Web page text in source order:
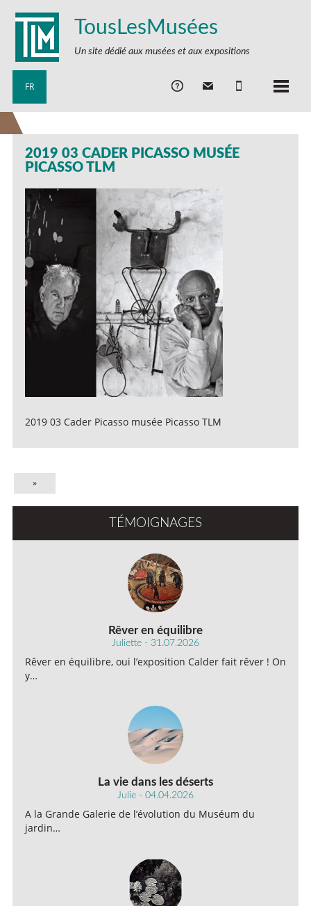
TousLesMusées
Un site dédié aux musées et aux expositions
FR
2019 03 CADER PICASSO MUSÉE
PICASSO TLM
2019 03 Cader Picasso musée Picasso TLM
»
TÉMOIGNAGES
Rêver en équilibre
Juliette - 31.07.2026
Rêver en équilibre, oui l’exposition Calder fait rêver ! On
y…
La vie dans les déserts
Julie - 04.04.2026
A la Grande Galerie de l’évolution du Muséum du
jardin…